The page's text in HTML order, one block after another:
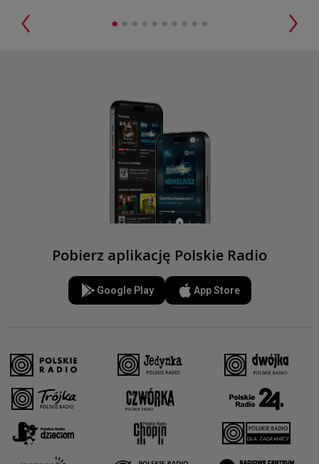
• • • • • • • • • •
Pobierz aplikację Polskie Radio
Google Play App Store